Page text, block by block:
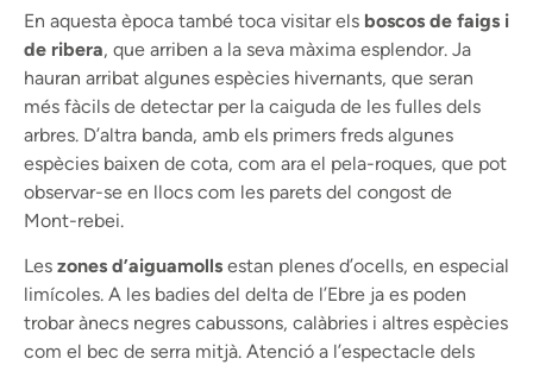
En aquesta època també toca visitar els boscos de faigs i
de ribera, que arriben a la seva màxima esplendor. Ja
hauran arribat algunes espècies hivernants, que seran
més fàcils de detectar per la caiguda de les fulles dels
arbres. D’altra banda, amb els primers freds algunes
espècies baixen de cota, com ara el pela-roques, que pot
observar-se en llocs com les parets del congost de
Mont-rebei.
Les zones d’aiguamolls estan plenes d’ocells, en especial
limícoles. A les badies del delta de l’Ebre ja es poden
trobar ànecs negres cabussons, calàbries i altres espècies
com el bec de serra mitjà. Atenció a l’espectacle dels